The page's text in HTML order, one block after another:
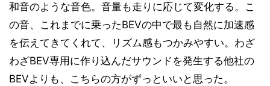
和音のような音色。音量も走りに応じて変化する。こ
の音、これまでに乗ったBEVの中で最も自然に加速感
を伝えてきてくれて、リズム感もつかみやすい。わざ
わざBEV専用に作り込んだサウンドを発生する他社の
BEVよりも、こちらの方がずっといいと思った。